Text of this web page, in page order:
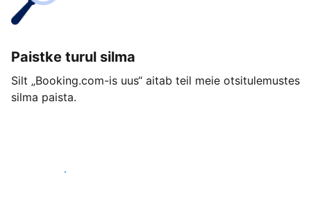
Paistke turul silma
Silt „Booking.com-is uus“ aitab teil meie otsitulemustes
silma paista.
Alusta juba täna